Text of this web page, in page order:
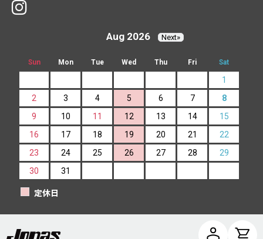
Aug 2026 Next»
Sun Mon Tue Wed Thu Fri Sat
1
2
3 4 5 6 7
8
9
10 11 12 13 14
15
16
17 18 19 20 21
22
23
24 25 26 27 28
29
30
31
定休日